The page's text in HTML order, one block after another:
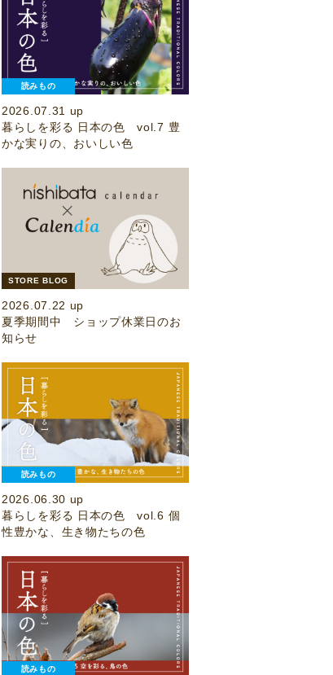
読みもの
2026.07.31 up
暮らしを彩る 日本の色 vol.7 豊
かな実りの、おいしい色
STORE BLOG
2026.07.22 up
夏季期間中 ショップ休業日のお
知らせ
読みもの
2026.06.30 up
暮らしを彩る 日本の色 vol.6 個
性豊かな、生き物たちの色
読みもの